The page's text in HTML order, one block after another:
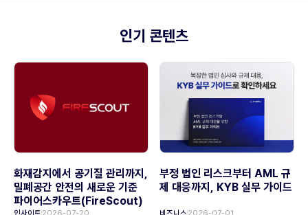
인기 콘텐츠
화재감지에서 공기질 관리까지,
밀폐공간 안전의 새로운 기준
파이어스카우트(FireScout)
부정 법인 리스크부터 AML 규
제 대응까지, KYB 실무 가이드